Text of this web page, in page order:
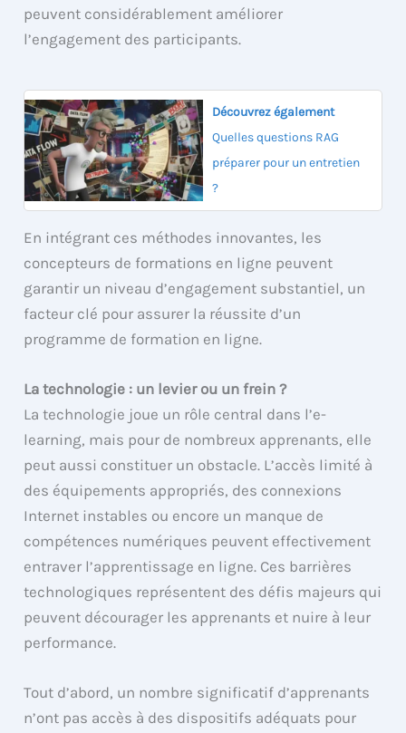
peuvent considérablement améliorer
l’engagement des participants.
Découvrez également
Quelles questions RAG
préparer pour un entretien
?
En intégrant ces méthodes innovantes, les
concepteurs de formations en ligne peuvent
garantir un niveau d’engagement substantiel, un
facteur clé pour assurer la réussite d’un
programme de formation en ligne.
La technologie : un levier ou un frein ?
La technologie joue un rôle central dans l’e-
learning, mais pour de nombreux apprenants, elle
peut aussi constituer un obstacle. L’accès limité à
des équipements appropriés, des connexions
Internet instables ou encore un manque de
compétences numériques peuvent effectivement
entraver l’apprentissage en ligne. Ces barrières
technologiques représentent des défis majeurs qui
peuvent décourager les apprenants et nuire à leur
performance.
Tout d’abord, un nombre significatif d’apprenants
n’ont pas accès à des dispositifs adéquats pour